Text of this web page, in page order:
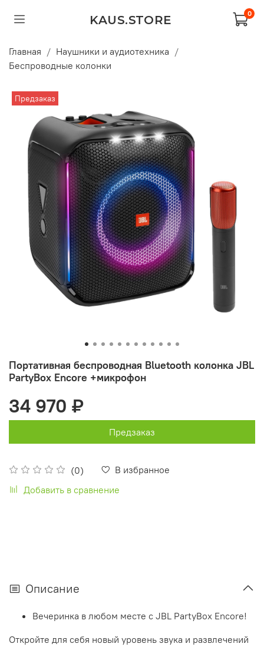
KAUS.STORE 0
Главная
Наушники и аудиотехника
Беспроводные колонки
Предзаказ
Портативная беспроводная Bluetooth колонка JBL
PartyBox Encore +микрофон
(0)
В избранное
Добавить в сравнение
34 970 ₽
Предзаказ
Описание
Вечеринка в любом месте с JBL PartyBox Encore!
Откройте для себя новый уровень звука и развлечений